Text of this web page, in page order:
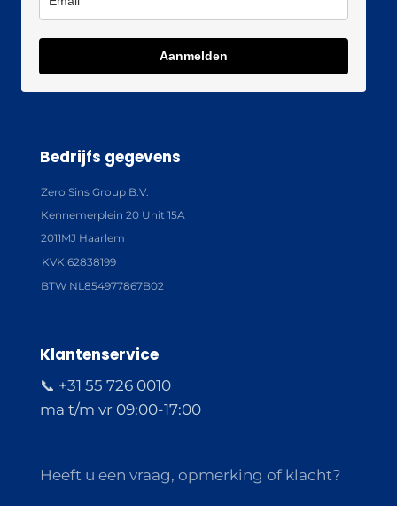
Aanmelden
Bedrijfs gegevens
Zero Sins Group B.V.
Kennemerplein 20 Unit 15A
2011MJ Haarlem
KVK 62838199
BTW NL854977867B02
Klantenservice
📞 +31 55 726 0010
ma t/m vr 09:00-17:00
Heeft u een vraag, opmerking of klacht?